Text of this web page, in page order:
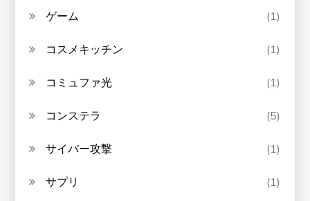
ゲーム (1)
コスメキッチン (1)
コミュファ光 (1)
コンステラ (5)
サイバー攻撃 (1)
サプリ (1)